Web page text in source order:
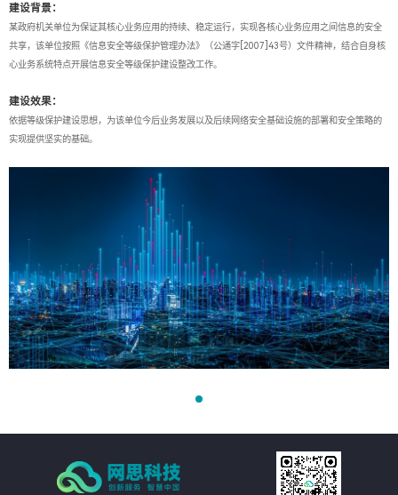
建设背景：
某政府机关单位为保证其核心业务应用的持续、稳定运行，实现各核心业务应用之间信息的安全
共享，该单位按照《信息安全等级保护管理办法》（公通字[2007]43号）文件精神，结合自身核
心业务系统特点开展信息安全等级保护建设整改工作。
建设效果：
依据等级保护建设思想，为该单位今后业务发展以及后续网络安全基础设施的部署和安全策略的
实现提供坚实的基础。